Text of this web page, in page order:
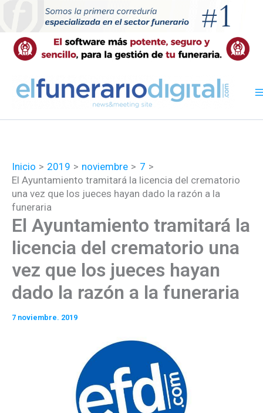
contenido
Inicio 2019 noviembre
7
El Ayuntamiento tramitará la licencia del crematorio
una vez que los jueces hayan dado la razón a la
funeraria
El Ayuntamiento tramitará la
licencia del crematorio una
vez que los jueces hayan
dado la razón a la funeraria
7 noviembre. 2019